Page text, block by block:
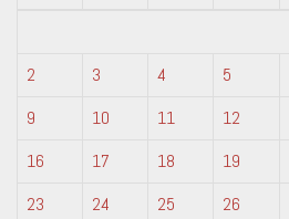
2
3 4 5
9
10 11 12
16
17 18 19
23
24 25 26